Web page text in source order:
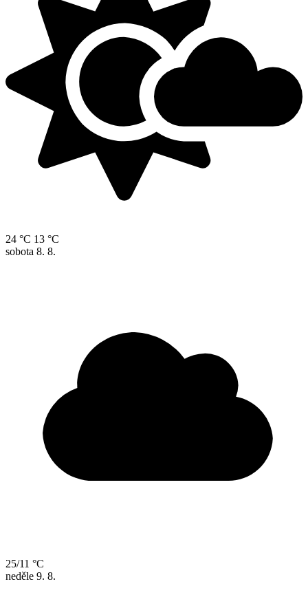
24 °C 13 °C
sobota 8. 8.
25/11 °C
neděle 9. 8.